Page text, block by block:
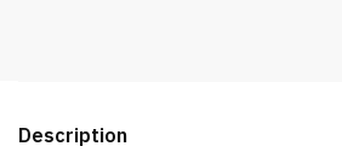
Description